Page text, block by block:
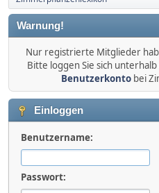
Warnung!
Nur registrierte Mitglieder
Bitte loggen Sie sich
Benutzerkonto bei
Einloggen
Benutzername:
Passwort: